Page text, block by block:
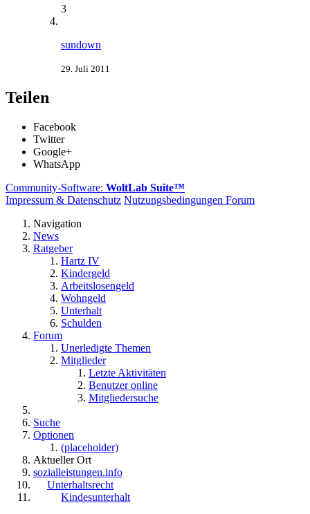
3
sundown
29. Juli 2011
Teilen
Facebook
Twitter
Google+
WhatsApp
Community-Software: WoltLab Suite™
Impressum & Datenschutz Nutzungsbedingungen Forum
Navigation
News
Ratgeber
Hartz IV
Kindergeld
Arbeitslosengeld
Wohngeld
Unterhalt
Schulden
Forum
Unerledigte Themen
Mitglieder
Letzte Aktivitäten
Benutzer online
Mitgliedersuche
Suche
Optionen
(placeholder)
Aktueller Ort
sozialleistungen.info
Unterhaltsrecht
Kindesunterhalt